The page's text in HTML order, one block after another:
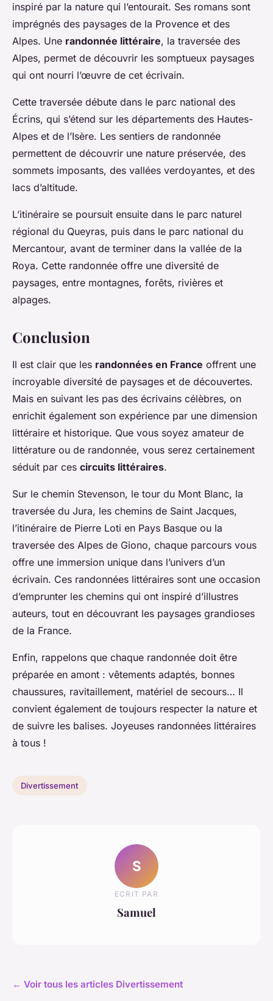
inspiré par la nature qui l’entourait. Ses romans sont
imprégnés des paysages de la Provence et des
Alpes. Une randonnée littéraire, la traversée des
Alpes, permet de découvrir les somptueux paysages
qui ont nourri l’œuvre de cet écrivain.
Cette traversée débute dans le parc national des
Écrins, qui s’étend sur les départements des Hautes-
Alpes et de l’Isère. Les sentiers de randonnée
permettent de découvrir une nature préservée, des
sommets imposants, des vallées verdoyantes, et des
lacs d’altitude.
L’itinéraire se poursuit ensuite dans le parc naturel
régional du Queyras, puis dans le parc national du
Mercantour, avant de terminer dans la vallée de la
Roya. Cette randonnée offre une diversité de
paysages, entre montagnes, forêts, rivières et
alpages.
Conclusion
Il est clair que les randonnées en France offrent une
incroyable diversité de paysages et de découvertes.
Mais en suivant les pas des écrivains célèbres, on
enrichit également son expérience par une dimension
littéraire et historique. Que vous soyez amateur de
littérature ou de randonnée, vous serez certainement
séduit par ces circuits littéraires.
Sur le chemin Stevenson, le tour du Mont Blanc, la
traversée du Jura, les chemins de Saint Jacques,
l’itinéraire de Pierre Loti en Pays Basque ou la
traversée des Alpes de Giono, chaque parcours vous
offre une immersion unique dans l’univers d’un
écrivain. Ces randonnées littéraires sont une occasion
d’emprunter les chemins qui ont inspiré d’illustres
auteurs, tout en découvrant les paysages grandioses
de la France.
Enfin, rappelons que chaque randonnée doit être
préparée en amont : vêtements adaptés, bonnes
chaussures, ravitaillement, matériel de secours… Il
convient également de toujours respecter la nature et
de suivre les balises. Joyeuses randonnées littéraires
à tous !
Divertissement
S
ECRIT PAR
Samuel
← Voir tous les articles Divertissement